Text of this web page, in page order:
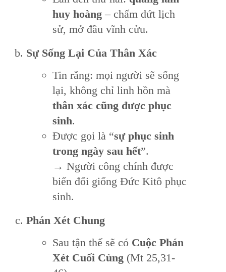
huy hoàng– chấm dứt lịch
sử, mở đầu vĩnh cửu.
Sự Sống Lại Của Thân Xác
Tin rằng: mọi người sẽ sống
lại, không chỉ linh hồn mà
thân xác cũng được phục
sinh.
Được gọi là “sự phục sinh
trong ngày sau hết”.
→ Người công chính được
biến đổi giống Đức Kitô phục
sinh.
Phán Xét Chung
Sau tận thế sẽ có Cuộc Phán
Xét Cuối Cùng (Mt 25,31-